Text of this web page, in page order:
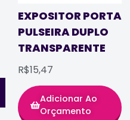
EXPOSITOR PORTA
PULSEIRA DUPLO
TRANSPARENTE
R$15,47
Adicionar Ao
Orçamento